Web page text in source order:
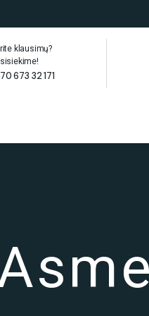
673 32 171
klausimų?